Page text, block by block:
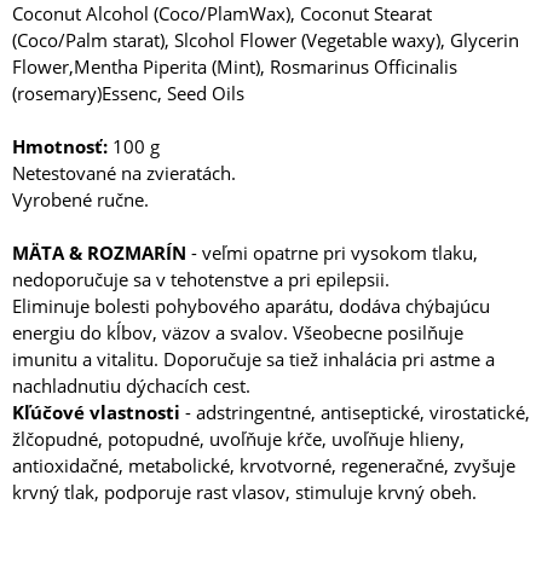
Coconut Alcohol (Coco/PlamWax), Coconut Stearat
(Coco/Palm starat), Slcohol Flower (Vegetable waxy), Glycerin
Flower,Mentha Piperita (Mint), Rosmarinus Officinalis
(rosemary)Essenc, Seed Oils
Hmotnosť: 100 g
Netestované na zvieratách.
Vyrobené ručne.
MÄTA & ROZMARÍN - veľmi opatrne pri vysokom tlaku,
nedoporučuje sa v tehotenstve a pri epilepsii.
Eliminuje bolesti pohybového aparátu, dodáva chýbajúcu
energiu do kĺbov, väzov a svalov. Všeobecne posilňuje
imunitu a vitalitu. Doporučuje sa tiež inhalácia pri astme a
nachladnutiu dýchacích cest.
Kľúčové vlastnosti - adstringentné, antiseptické, virostatické,
žlčopudné, potopudné, uvoľňuje kŕče, uvoľňuje hlieny,
antioxidačné, metabolické, krvotvorné, regeneračné, zvyšuje
krvný tlak, podporuje rast vlasov, stimuluje krvný obeh.